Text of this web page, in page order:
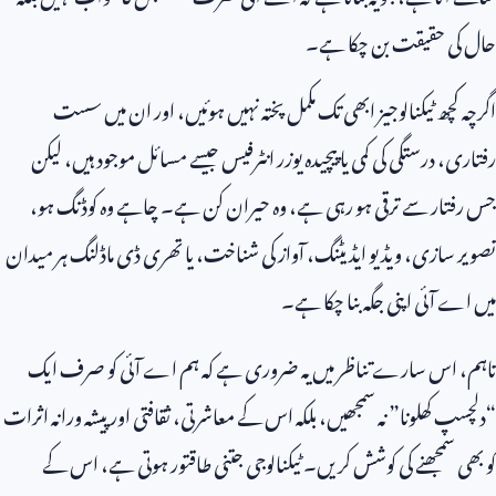
حال کی حقیقت بن چکا ہے۔
اگرچہ کچھ ٹیکنالوجیز ابھی تک مکمل پختہ نہیں ہوئیں، اور ان میں سست
رفتاری، درستگی کی کمی یا پیچیدہ یوزر انٹرفیس جیسے مسائل موجود ہیں، لیکن
جس رفتار سے ترقی ہو رہی ہے، وہ حیران کن ہے۔ چاہے وہ کوڈنگ ہو،
تصویر سازی، ویڈیو ایڈیٹنگ، آواز کی شناخت، یا تھری ڈی ماڈلنگ ہر میدان
میں اے آئی اپنی جگہ بنا چکا ہے۔
تاہم، اس سارے تناظر میں یہ ضروری ہے کہ ہم اے آئی کو صرف ایک
“دلچسپ کھلونا” نہ سمجھیں، بلکہ اس کے معاشرتی، ثقافتی اور پیشہ ورانہ اثرات
کو بھی سمجھنے کی کوشش کریں۔ ٹیکنالوجی جتنی طاقتور ہوتی ہے، اس کے